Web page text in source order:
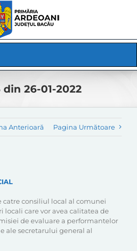
26-01-2022
Anterioară Pagina Următoare
catre consiliul local al comunei
locali care vor avea calitatea de
de evaluare a performantelor
ale secretarului general al